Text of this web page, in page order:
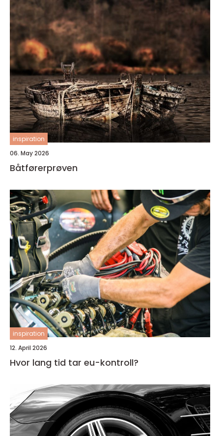
inspiration
06. May 2026
Båtførerprøven
inspiration
12. April 2026
Hvor lang tid tar eu-kontroll?